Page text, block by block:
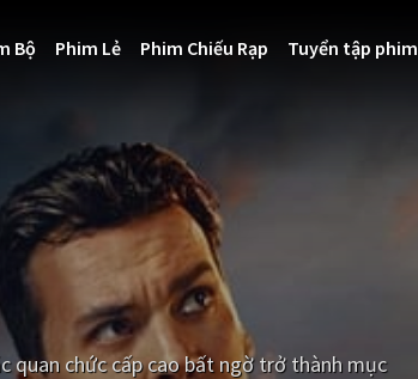
Bộ Phim Lẻ Phim Chiếu Rạp Tuyển tập phim
quan chức cấp cao bất ngờ trở thành mục